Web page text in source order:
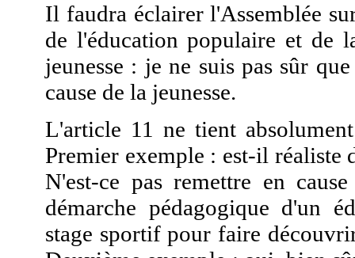
Il faudra éclairer l'Assemblée
de l'éducation populaire et de
jeunesse : je ne suis pas sûr
cause de la jeunesse.
L'article 11 ne tient
Premier exemple : est-il réaliste
N'est-ce pas remettre en
démarche pédagogique d'un
stage sportif pour faire